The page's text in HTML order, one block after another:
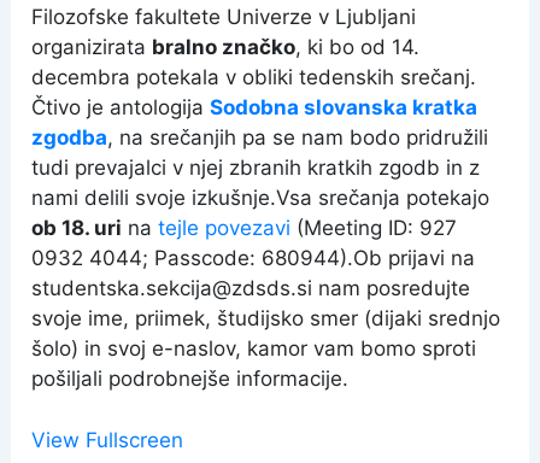
Filozofske fakultete Univerze v Ljubljani
organizirata bralno značko, ki bo od 14.
decembra potekala v obliki tedenskih srečanj.
Čtivo je antologijaSodobna slovanska kratka
zgodba, na srečanjih pa se nam bodo pridružili
tudi prevajalci v njej zbranih kratkih zgodb in z
nami delili svoje izkušnje.Vsa srečanja potekajo
ob 18. uri natejle povezavi (Meeting ID: 927
0932 4044; Passcode: 680944).Ob prijavi na
studentska.sekcija@zdsds.si nam posredujte
svoje ime, priimek, študijsko smer (dijaki srednjo
šolo) in svoj e-naslov, kamor vam bomo sproti
pošiljali podrobnejše informacije.
View Fullscreen